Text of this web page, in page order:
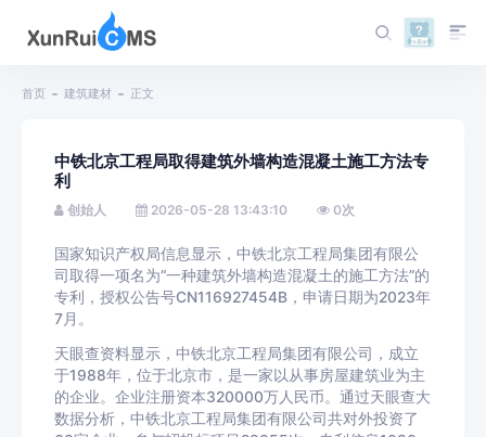
首页 建筑建材 正文
中铁北京工程局取得建筑外墙构造混凝土施工方法专
利
创始人 2026-05-28 13:43:10 0次
国家知识产权局信息显示，中铁北京工程局集团有限公
司取得一项名为“一种建筑外墙构造混凝土的施工方法”的
专利，授权公告号CN116927454B，申请日期为2023年
7月。
天眼查资料显示，中铁北京工程局集团有限公司，成立
于1988年，位于北京市，是一家以从事房屋建筑业为主
的企业。企业注册资本320000万人民币。通过天眼查大
数据分析，中铁北京工程局集团有限公司共对外投资了